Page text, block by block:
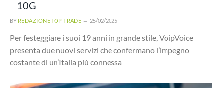
10G
BY REDAZIONE TOP TRADE 25/02/2025
Per festeggiare i suoi 19 anni in grande stile, VoipVoice
presenta due nuovi servizi che confermano l’impegno
costante di un’Italia più connessa